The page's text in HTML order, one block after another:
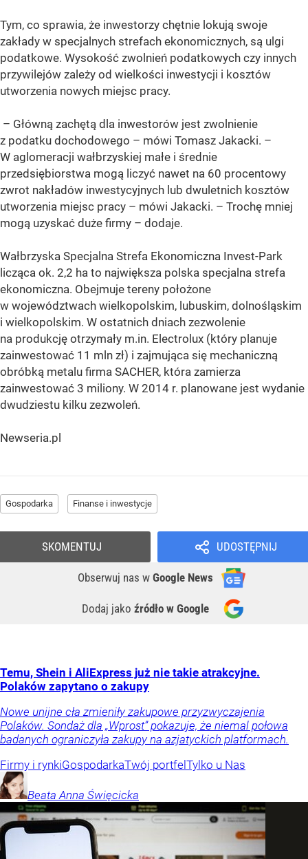
Tym, co sprawia, że inwestorzy chętnie lokują swoje
zakłady w specjalnych strefach ekonomicznych, są ulgi
podatkowe. Wysokość zwolnień podatkowych czy innych
przywilejów zależy od wielkości inwestycji i kosztów
utworzenia nowych miejsc pracy.
– Główną zachętą dla inwestorów jest zwolnienie
z podatku dochodowego – mówi Tomasz Jakacki. –
W aglomeracji wałbrzyskiej małe i średnie
przedsiębiorstwa mogą liczyć nawet na 60 procentowy
zwrot nakładów inwestycyjnych lub dwuletnich kosztów
utworzenia miejsc pracy – mówi Jakacki. – Trochę mniej
mogą uzyskać duże firmy – dodaje.
Wałbrzyska Specjalna Strefa Ekonomiczna Invest-Park
licząca ok. 2,2 ha to największa polska specjalna strefa
ekonomiczna. Obejmuje tereny położone
w województwach wielkopolskim, lubuskim, dolnośląskim
i wielkopolskim. W ostatnich dniach zezwolenie
na produkcję otrzymały m.in. Electrolux (który planuje
zainwestować 11 mln zł) i zajmująca się mechaniczną
obróbką metalu firma SACHER, która zamierza
zainwestować 3 miliony. W 2014 r. planowane jest wydanie
dwudziestu kilku zezwoleń.
Newseria.pl
Gospodarka Finanse i inwestycje
UDOSTĘPNIJ
Obserwuj nas w Google News
Dodaj jako źródło w Google
SKOMENTUJ
Temu, Shein i AliExpress już nie takie atrakcyjne.
Polaków zapytano o zakupy
Nowe unijne cła zmieniły zakupowe przyzwyczajenia
Polaków. Sondaż dla „Wprost” pokazuje, że niemal połowa
badanych ograniczyła zakupy na azjatyckich platformach.
Firmy i rynkiGospodarkaTwój portfel Tylko u Nas
Beata Anna Święcicka